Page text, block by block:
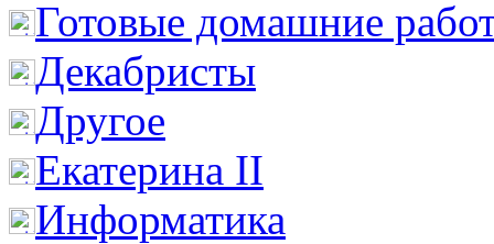
Готовые домашние
Декабристы
Другое
Екатерина II
Информатика